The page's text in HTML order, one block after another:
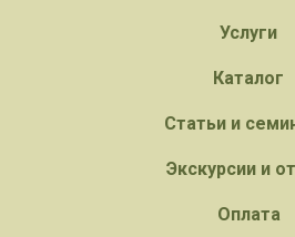
Услуги
Каталог
Статьи и
Экскурсии и
Оплата